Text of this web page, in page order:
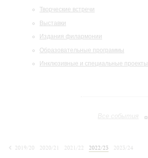
Творческие встречи
Выставки
Издания филармонии
Образовательные программы
Инклюзивные и специальные проекты
Все события
2019/20
2020/21 2021/22 2022/23
2023/24